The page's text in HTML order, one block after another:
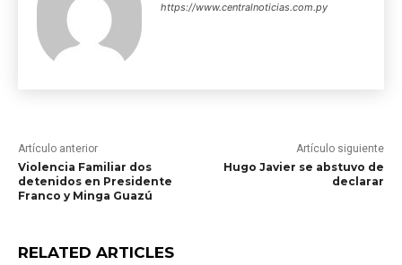
https://www.centralnoticias.com.py
Artículo anterior
Violencia Familiar dos
detenidos en Presidente
Franco y Minga Guazú
Artículo siguiente
Hugo Javier se abstuvo de
declarar
RELATED ARTICLES